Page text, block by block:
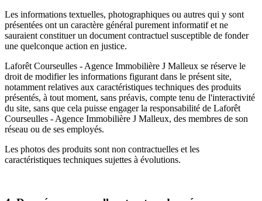
Les informations textuelles, photographiques ou autres qui y sont
présentées ont un caractère général purement informatif et ne
sauraient constituer un document contractuel susceptible de fonder
une quelconque action en justice.
Laforêt Courseulles - Agence Immobilière J Malleux se réserve le
droit de modifier les informations figurant dans le présent site,
notamment relatives aux caractéristiques techniques des produits
présentés, à tout moment, sans préavis, compte tenu de l'interactivité
du site, sans que cela puisse engager la responsabilité de Laforêt
Courseulles - Agence Immobilière J Malleux, des membres de son
réseau ou de ses employés.
Les photos des produits sont non contractuelles et les
caractéristiques techniques sujettes à évolutions.